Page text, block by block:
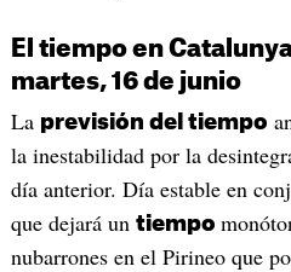
El tiempo en
martes, 16 de junio
La previsión del tiempo
la inestabilidad por la
día anterior. Día estable en
que dejará un tiempo
nubarrones en el Pirineo que